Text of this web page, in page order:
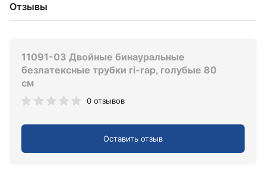
Отзывы
11091-03 Двойные бинауральные
безлатексные трубки ri-rap, голубые 80
см
0 отзывов
Оставить отзыв